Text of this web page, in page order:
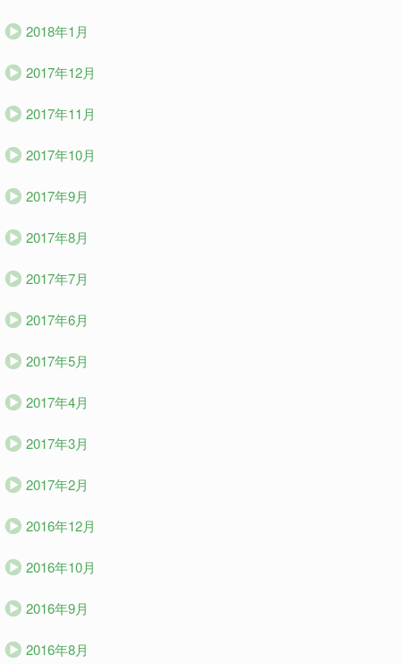
2018年1月
2017年12月
2017年11月
2017年10月
2017年9月
2017年8月
2017年7月
2017年6月
2017年5月
2017年4月
2017年3月
2017年2月
2016年12月
2016年10月
2016年9月
2016年8月